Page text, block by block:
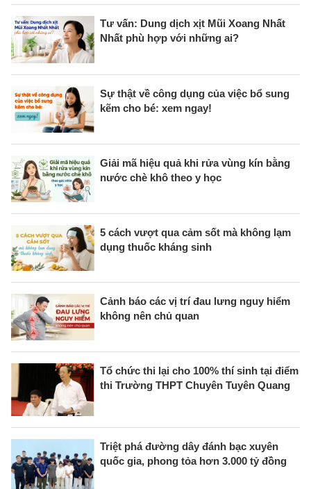
Tư vấn: Dung dịch xịt Mũi Xoang Nhất
Nhất phù hợp với những ai?
Sự thật về công dụng của việc bổ sung
kẽm cho bé: xem ngay!
Giải mã hiệu quả khi rửa vùng kín bằng
nước chè khô theo y học
5 cách vượt qua cảm sốt mà không lạm
dụng thuốc kháng sinh
Cảnh báo các vị trí đau lưng nguy hiểm
không nên chủ quan
Tổ chức thi lại cho 100% thí sinh tại điểm
thi Trường THPT Chuyên Tuyên Quang
Triệt phá đường dây đánh bạc xuyên
quốc gia, phong tỏa hơn 3.000 tỷ đồng